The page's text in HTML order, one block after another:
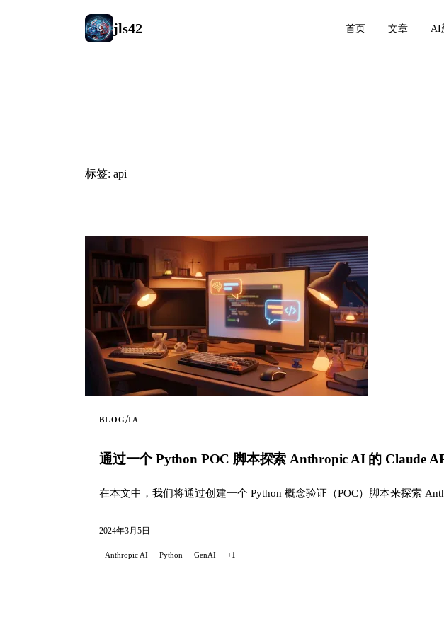
jls42 首页 文章 AI
标签: api
BLOG/IA
通过一个 Python POC 脚本探索 Anthropic AI 的 Claude
在本文中，我们将通过创建一个 Python 概念验证（POC）脚本来探索
2024年3月5日
Anthropic AI Python GenAI +1